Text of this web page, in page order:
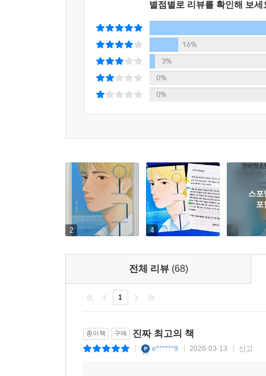
그런 윤수를 벼랑 끝으로 모는 소식이 전해지는
할아버지가 쓰러진 뒤 윤수는 점점 더 막다른
되는데……. 결국 권이철을 쓰러뜨린 윤수는 자
자신만의 수를 찾을 수 있을까?
전작 『율의 시선』에서 마치 서로 다른 우주처
세상과 부딪치며 진동하는 이의 내면을 그리며
따라가다 보면 저마다의 물음표에 단단한 바둑돌
세상은 단단하지 않으면 살아남을 수 없는 곳이
그대로의 모습으로 살아갈 수는 없는 걸까. 역으
위해 이렇게 아등바등 살아가고 있는 걸까.
(…) 나는 내 삶의 행복을 믿지 않는다. 행복이
사람들은 늘 내게 행복을 빌어 주지만, 나는
그리하여 소설의 중후반부에서는 더욱 본질적
그리고 주인공 윤수는 마지막 장에서 자신만의 대
행복할 때보단 불행할 때가 더 많아. 하지만 할아
윤수의 삶을 적어 내려가며 내 삶의 깊이가 더
어머니께 아주 사적인 인사를 전한다. 이 장에
별점별로 리뷰를 확인해 보세
16%
3%
0%
0%
2 4
스포
포
4
전체 리뷰 (68)
1
종이책 구매 진짜 최고의 책
e******9 2026-03-13 신고